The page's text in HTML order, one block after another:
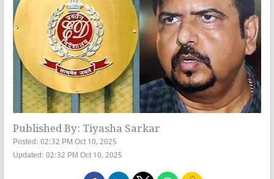
Published By: Tiyasha Sarkar
Posted: 02:32 PM Oct 10, 2025
Updated: 02:32 PM Oct 10, 2025